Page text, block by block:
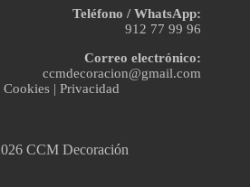
Teléfono / WhatsApp:
912 77 99 96
Correo electrónico:
ccmdecoracion@gmail.com
Cookies |Privacidad
CCM Decoración